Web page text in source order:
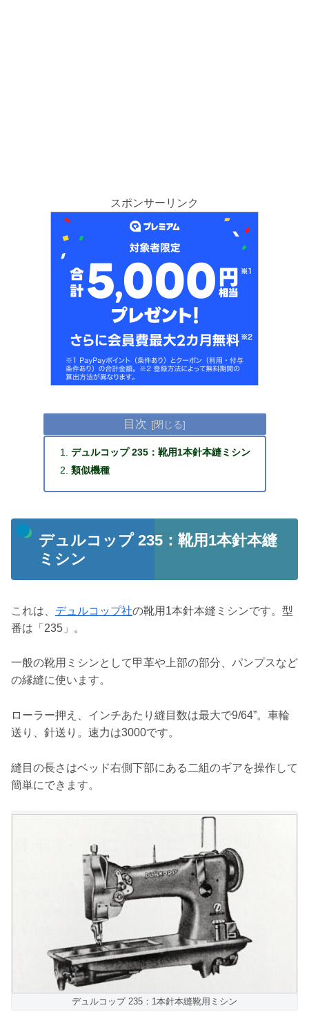
スポンサーリンク
目次
デュルコップ 235：靴用1本針本縫ミシン
類似機種
デュルコップ 235：靴用1本針本縫
ミシン
これは、 デュルコップ社の靴用1本針本縫ミシンです。型
番は「235」。
一般の靴用ミシンとして甲革や上部の部分、パンプスなど
の縁縫に使います。
ローラー押え、インチあたり縫目数は最大で9/64”。車輪
送り、針送り。速力は3000です。
縫目の長さはベッド右側下部にある二組のギアを操作して
簡単にできます。
デュルコップ 235：1本針本縫靴用ミシン